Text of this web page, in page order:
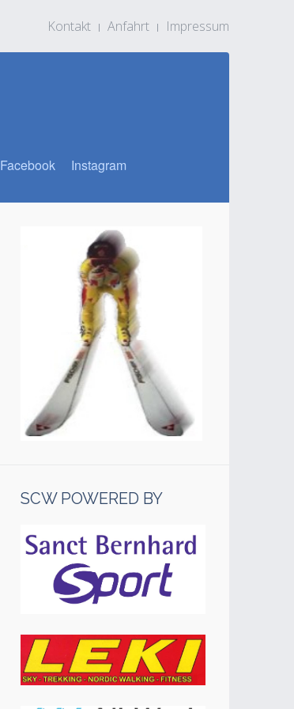
Kontakt Anfahrt Impressum
Facebook Instagram
SCW POWERED BY